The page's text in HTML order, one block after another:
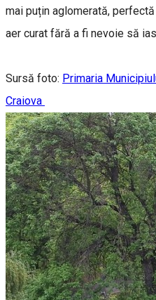
mai puțin aglomerată,
aer curat fără a fi nevoie să
Sursă foto: Primaria
Craiova